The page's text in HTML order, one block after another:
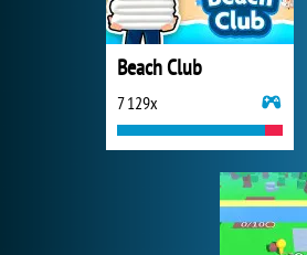
Beach Club
7 129x